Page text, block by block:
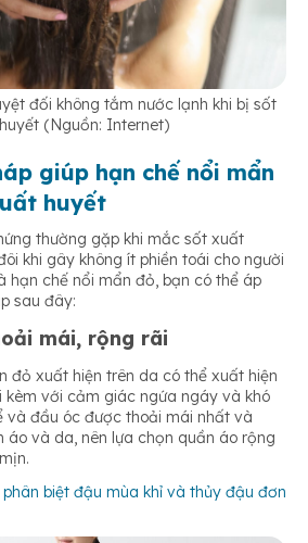
đối không tắm nước lạnh khi bị sốt
(Nguồn: Internet)
giúp hạn chế nổi mẩn
huyết
thường gặp khi mắc sốt xuất
khi gây không ít phiền toái cho người
hạn chế nổi mẩn đỏ, bạn có thể áp
sau đây:
mái, rộng rãi
đỏ xuất hiện trên da có thể xuất hiện
kèm với cảm giác ngứa ngáy và khó
và đầu óc được thoải mái nhất và
và da, nên lựa chọn quần áo rộng
biệt đậu mùa khỉ và thủy đậu đơn